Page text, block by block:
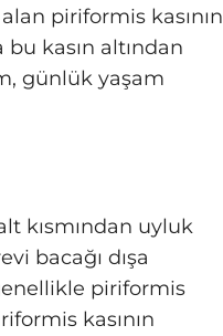
piriformis kasının
kasın altından
günlük yaşam
kısmından uyluk
bacağı dışa
piriformis
kasının